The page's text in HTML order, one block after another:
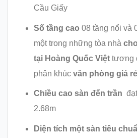
Cầu Giấy
Số tầng cao 08 tầng nổi và
một trong những tòa nhà
tại Hoàng Quốc Việt tương
phân khúc văn phòng giá
Chiều cao sàn đến trần
2.68m
Diện tích một sàn tiêu